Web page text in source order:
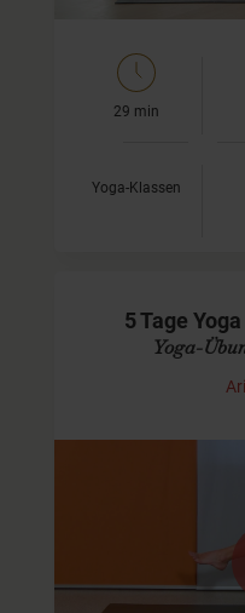
29 min
Yoga-Klassen
5 Tage
Yoga-
Wie fühlt es sich an,
25min Yoga
Yoga wirkt rund um